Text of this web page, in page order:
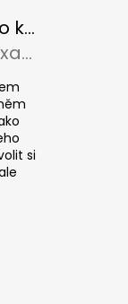
Škrabadlo pro kočky CUBE Colour
je 5 z 5 hvězdiček.
Kristina Alexandrová
si